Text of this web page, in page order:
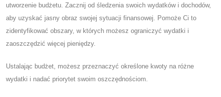
utworzenie budżetu. Zacznij od śledzenia swoich wydatków i dochodów,
aby uzyskać jasny obraz swojej sytuacji finansowej. Pomoże Ci to
zidentyfikować obszary, w których możesz ograniczyć wydatki i
zaoszczędzić więcej pieniędzy.
Ustalając budżet, możesz przeznaczyć określone kwoty na różne
wydatki i nadać priorytet swoim oszczędnościom.